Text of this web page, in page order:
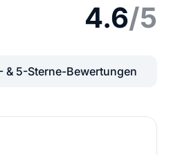
4.6/5
& 5-Sterne-Bewertungen